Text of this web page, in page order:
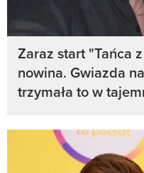
Zaraz start "Tańca
nowina. Gwiazda
trzymała to w